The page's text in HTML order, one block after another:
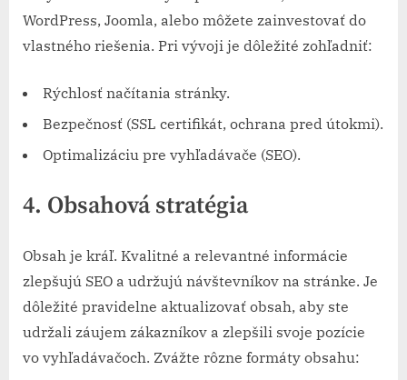
WordPress, Joomla, alebo môžete zainvestovať do
vlastného riešenia. Pri vývoji je dôležité zohľadniť:
Rýchlosť načítania stránky.
Bezpečnosť (SSL certifikát, ochrana pred útokmi).
Optimalizáciu pre vyhľadávače (SEO).
4. Obsahová stratégia
Obsah je kráľ. Kvalitné a relevantné informácie
zlepšujú SEO a udržujú návštevníkov na stránke. Je
dôležité pravidelne aktualizovať obsah, aby ste
udržali záujem zákazníkov a zlepšili svoje pozície
vo vyhľadávačoch. Zvážte rôzne formáty obsahu: